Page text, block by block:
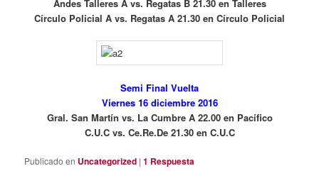
Andes Talleres A vs. Regatas B 21.30 en Talleres
Círculo Policial A vs. Regatas A 21.30 en Círculo Policial
Semi Final Vuelta
Viernes 16 diciembre 2016
Gral. San Martín vs. La Cumbre A 22.00 en Pacífico
C.U.C vs. Ce.Re.De 21.30 en C.U.C
Publicado en Uncategorized |1 Respuesta